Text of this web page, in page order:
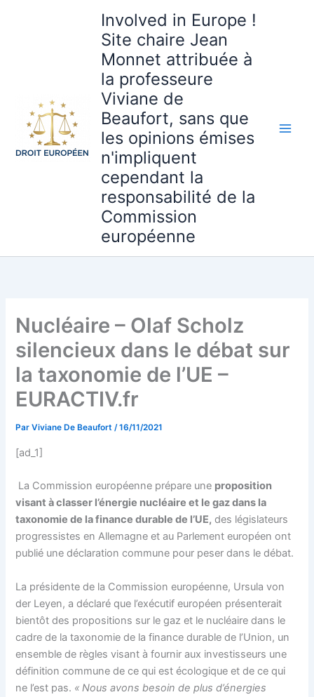
Involved in Europe !
Site chaire Jean
Monnet attribuée à
la professeure
Viviane de
Beaufort, sans que
les opinions émises
n'impliquent
cependant la
responsabilité de la
Commission
européenne
Nucléaire – Olaf Scholz
silencieux dans le débat sur
la taxonomie de l’UE –
EURACTIV.fr
ParViviane De Beaufort/16/11/2021
[ad_1]
La Commission européenne prépare une proposition
visant à classer l’énergie nucléaire et le gaz dans la
taxonomie de la finance durable de l’UE, des législateurs
progressistes en Allemagne et au Parlement européen ont
publié une déclaration commune pour peser dans le débat.
La présidente de la Commission européenne, Ursula von
der Leyen, a déclaré que l’exécutif européen présenterait
bientôt des propositions sur le gaz et le nucléaire dans le
cadre de la taxonomie de la finance durable de l’Union, un
ensemble de règles visant à fournir aux investisseurs une
définition commune de ce qui est écologique et de ce qui
ne l’est pas. « Nous avons besoin de plus d’énergies